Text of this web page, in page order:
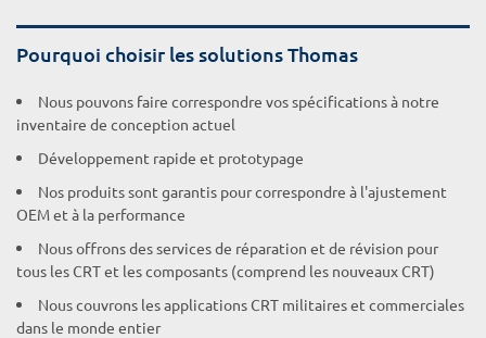
Pourquoi choisir les solutions Thomas
Nous pouvons faire correspondre vos spécifications à notre
inventaire de conception actuel
Développement rapide et prototypage
Nos produits sont garantis pour correspondre à l'ajustement
OEM et à la performance
Nous offrons des services de réparation et de révision pour
tous les CRT et les composants (comprend les nouveaux CRT)
Nous couvrons les applications CRT militaires et commerciales
dans le monde entier